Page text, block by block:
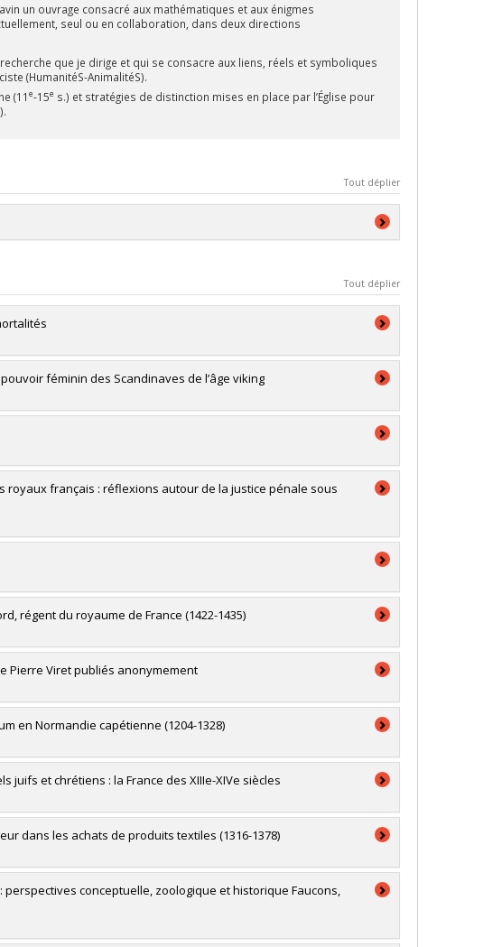
un ouvrage consacré aux mathématiques et aux énigmes
seul ou en collaboration, dans deux directions
que je dirige et qui se consacre aux liens, réels et symboliques
(HumanitéS-AnimalitéS).
(11 e-15e s.) et stratégies de distinction mises en place par l’Église pour
Tout déplier
des compléments de formation et du baccalauréat 4
préparatoire, des compléments de formation et du
).
).
de deuxième cycle en en arts, création et
muséologie, environnement et développement durable, récits
études juives (2020-).
Humaines Appliquées (SHA) (2020-)
; 2020-)
CRSH (2019-)
(2019-)
(2019-)
politique au profit des étudiants parents (2021-2022)
Tout déplier
féminin des Scandinaves de l’âge viking
français : réflexions autour de la justice pénale sous
régent du royaume de France (1422-1435)
Pierre Viret publiés anonymement
en Normandie capétienne (1204-1328)
et chrétiens : la France des XIIIe-XIVe siècles
dans les achats de produits textiles (1316-1378)
conceptuelle, zoologique et historique Faucons,